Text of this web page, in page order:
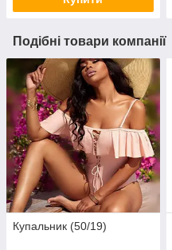
Подібні товари компанії
Купальник (50/19)